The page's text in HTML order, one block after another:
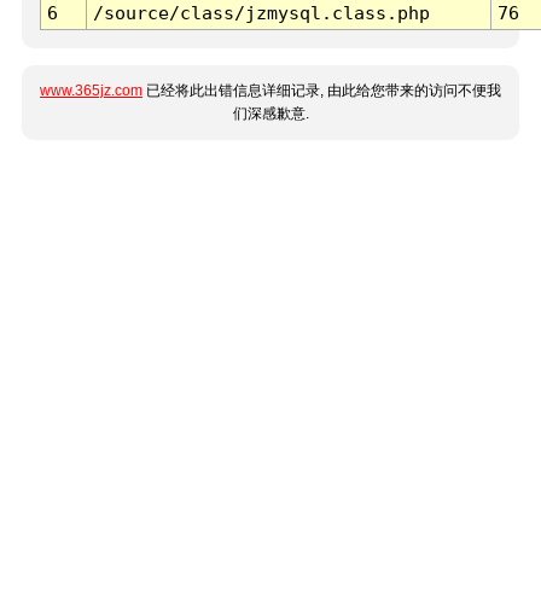
6
/source/class/jzmysql.class.php 76
www.365jz.com 已经将此出错信息详细记录, 由此给您带来的访问不便我
们深感歉意.